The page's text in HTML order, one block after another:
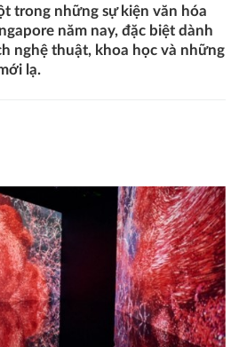
trong những sự kiện văn hóa
năm nay, đặc biệt dành
nghệ thuật, khoa học và những
lạ.